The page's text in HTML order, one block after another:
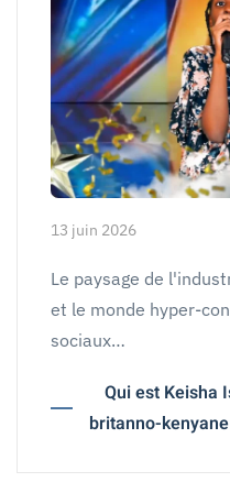
13 juin 2026
Le paysage de
et le monde hyper-
sociaux…
Qui est Keisha
britanno-